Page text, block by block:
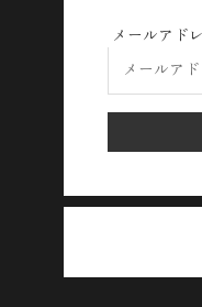
メールアド